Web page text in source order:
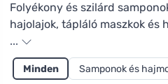
Folyékony és szilárd
hajolajok, tápláló maszkok és
elleni szérumok vagy
hajápolás kategóriájában
termék természetes, vegyi
...
Minden Samponok és